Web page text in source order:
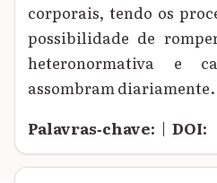
corporais, tendo os
possibilidade de
heteronormativa e
assombram diariamente.
Palavras‑chave: | DOI: